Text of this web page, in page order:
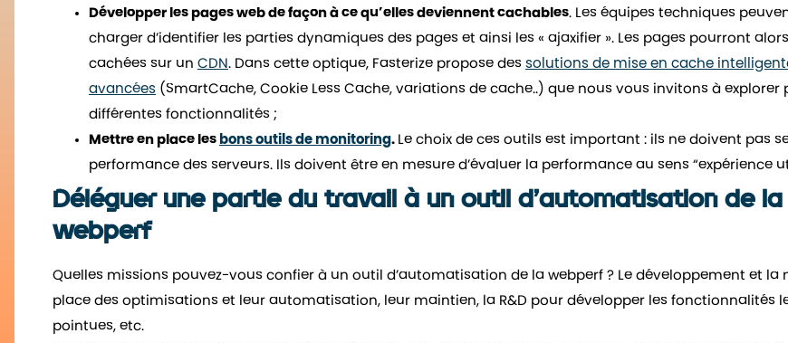
Développer les pages web de façon à ce qu’elles deviennent cachables. Les équipes techniques
charger d’identifier les parties dynamiques des pages et ainsi les « ajaxifier ». Les pages pourront
cachées sur un CDN. Dans cette optique, Fasterize propose des solutions de mise en cache
avancées (SmartCache, Cookie Less Cache, variations de cache..) que nous vous invitons à explorer
différentes fonctionnalités ;
Mettre en place les bons outils de monitoring. Le choix de ces outils est important : ils ne doivent pas
performance des serveurs. Ils doivent être en mesure d’évaluer la performance au sens “expérience
Déléguer une partie du travail à un outil d’automatisation de la
webperf
Quelles missions pouvez-vous confier à un outil d’automatisation de la webperf ? Le développement et la
place des optimisations et leur automatisation, leur maintien, la R&D pour développer les fonctionnalités
pointues, etc.